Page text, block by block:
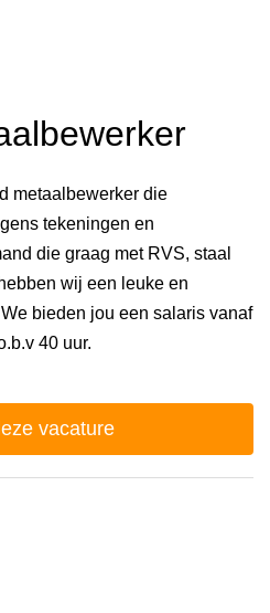
metaalbewerker die
tekeningen en
die graag met RVS, staal
wij een leuke en
bieden jou een salaris vanaf
40 uur.
vacature